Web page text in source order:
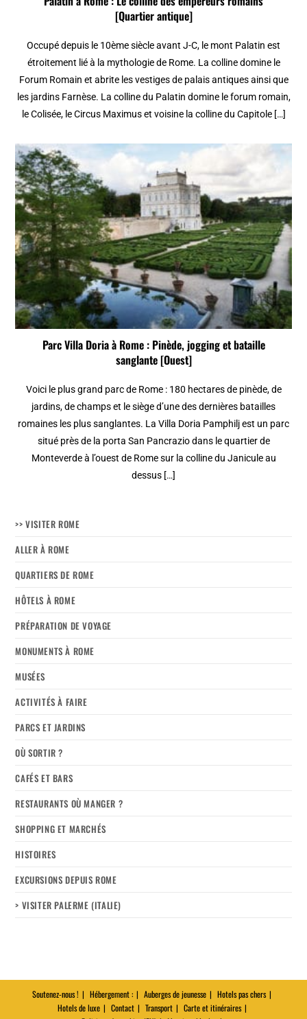
[Quartier antique]
Occupé depuis le 10ème siècle avant J-C, le mont Palatin est
étroitement lié à la mythologie de Rome. La colline domine le
Forum Romain et abrite les vestiges de palais antiques ainsi que
les jardins Farnèse. La colline du Palatin domine le forum romain,
le Colisée, le Circus Maximus et voisine la colline du Capitole […]
Parc Villa Doria à Rome : Pinède, jogging et bataille
sanglante [Ouest]
Voici le plus grand parc de Rome : 180 hectares de pinède, de
jardins, de champs et le siège d’une des dernières batailles
romaines les plus sanglantes. La Villa Doria Pamphilj est un parc
situé près de la porta San Pancrazio dans le quartier de
Monteverde à l’ouest de Rome sur la colline du Janicule au
dessus […]
>> VISITER ROME
ALLER À ROME
QUARTIERS DE ROME
HÔTELS À ROME
PRÉPARATION DE VOYAGE
MONUMENTS À ROME
MUSÉES
ACTIVITÉS À FAIRE
PARCS ET JARDINS
OÙ SORTIR ?
CAFÉS ET BARS
RESTAURANTS OÙ MANGER ?
SHOPPING ET MARCHÉS
HISTOIRES
EXCURSIONS DEPUIS ROME
> VISITER PALERME (ITALIE)
Soutenez-nous ! Hébergement : Auberges de jeunesse
Hotels pas chers
Hotels de luxe
Contact Transport
Carte et itinéraires